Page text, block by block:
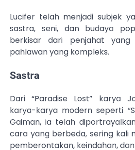
Lucifer telah menjadi subjek
sastra, seni, dan budaya
berkisar dari penjahat
pahlawan yang kompleks.
Sastra
Dari “Paradise Lost” karya
karya-karya modern seperti
Gaiman, ia telah
cara yang berbeda, sering kali
pemberontakan, keindahan,